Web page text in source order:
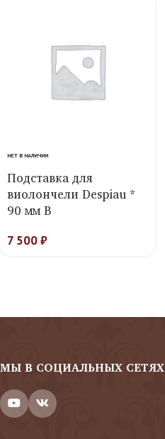
НЕТ В НАЛИЧИИ
Подставка для
виолончели Despiau *
90 мм B
7 500₽
МЫ В СОЦИАЛЬНЫХ СЕТЯХ